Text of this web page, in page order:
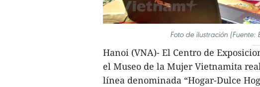
Foto de ilustración
Hanoi (VNA)- El Centro de
el Museo de la Mujer Vietnamita
línea denominada “Hogar-Dulce